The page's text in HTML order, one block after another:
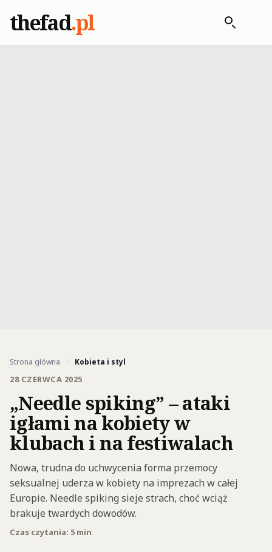
thefad.pl
Strona główna / Kobieta i styl
28 CZERWCA 2025
„Needle spiking” – ataki
igłami na kobiety w
klubach i na festiwalach
Nowa, trudna do uchwycenia forma przemocy
seksualnej uderza w kobiety na imprezach w całej
Europie. Needle spiking sieje strach, choć wciąż
brakuje twardych dowodów.
Czas czytania: 5 min